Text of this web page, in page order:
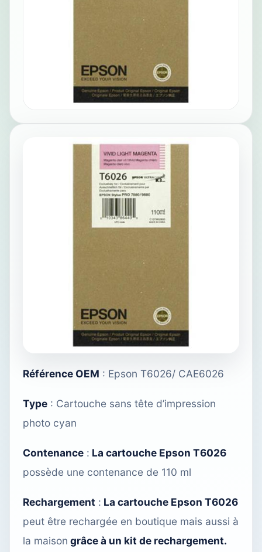
Référence OEM : Epson T6026/ CAE6026
Type : Cartouche sans tête d’impression
photo cyan
Contenance : La cartouche Epson T6026
possède une contenance de 110 ml
Rechargement : La cartouche Epson T6026
peut être rechargée en boutique mais aussi à
la maison grâce à un kit de rechargement.